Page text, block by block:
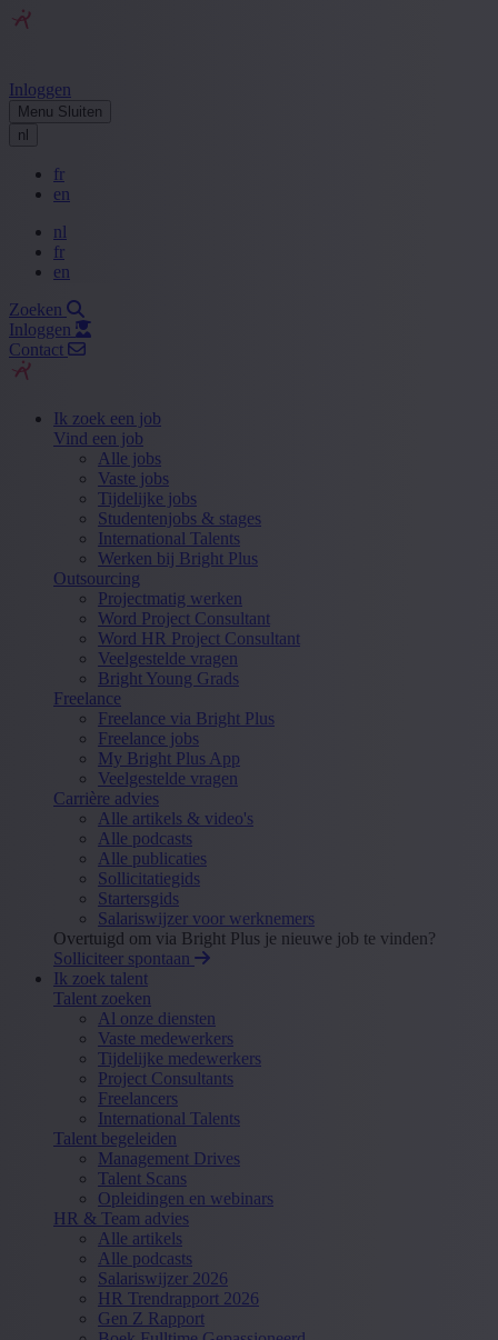
Inloggen
Menu Sluiten
nl
fr
en
nl
fr
en
Zoeken
Inloggen
Contact
Ik zoek een job
Vind een job
Alle jobs
Vaste jobs
Tijdelijke jobs
Studentenjobs & stages
International Talents
Werken bij Bright Plus
Outsourcing
Projectmatig werken
Word Project Consultant
Word HR Project Consultant
Veelgestelde vragen
Bright Young Grads
Freelance
Freelance via Bright Plus
Freelance jobs
My Bright Plus App
Veelgestelde vragen
Carrière advies
Alle artikels & video's
Alle podcasts
Alle publicaties
Sollicitatiegids
Startersgids
Salariswijzer voor werknemers
Overtuigd om via Bright Plus je nieuwe job te vinden?
Solliciteer spontaan
Ik zoek talent
Talent zoeken
Al onze diensten
Vaste medewerkers
Tijdelijke medewerkers
Project Consultants
Freelancers
International Talents
Talent begeleiden
Management Drives
Talent Scans
Opleidingen en webinars
HR & Team advies
Alle artikels
Alle podcasts
Salariswijzer 2026
HR Trendrapport 2026
Gen Z Rapport